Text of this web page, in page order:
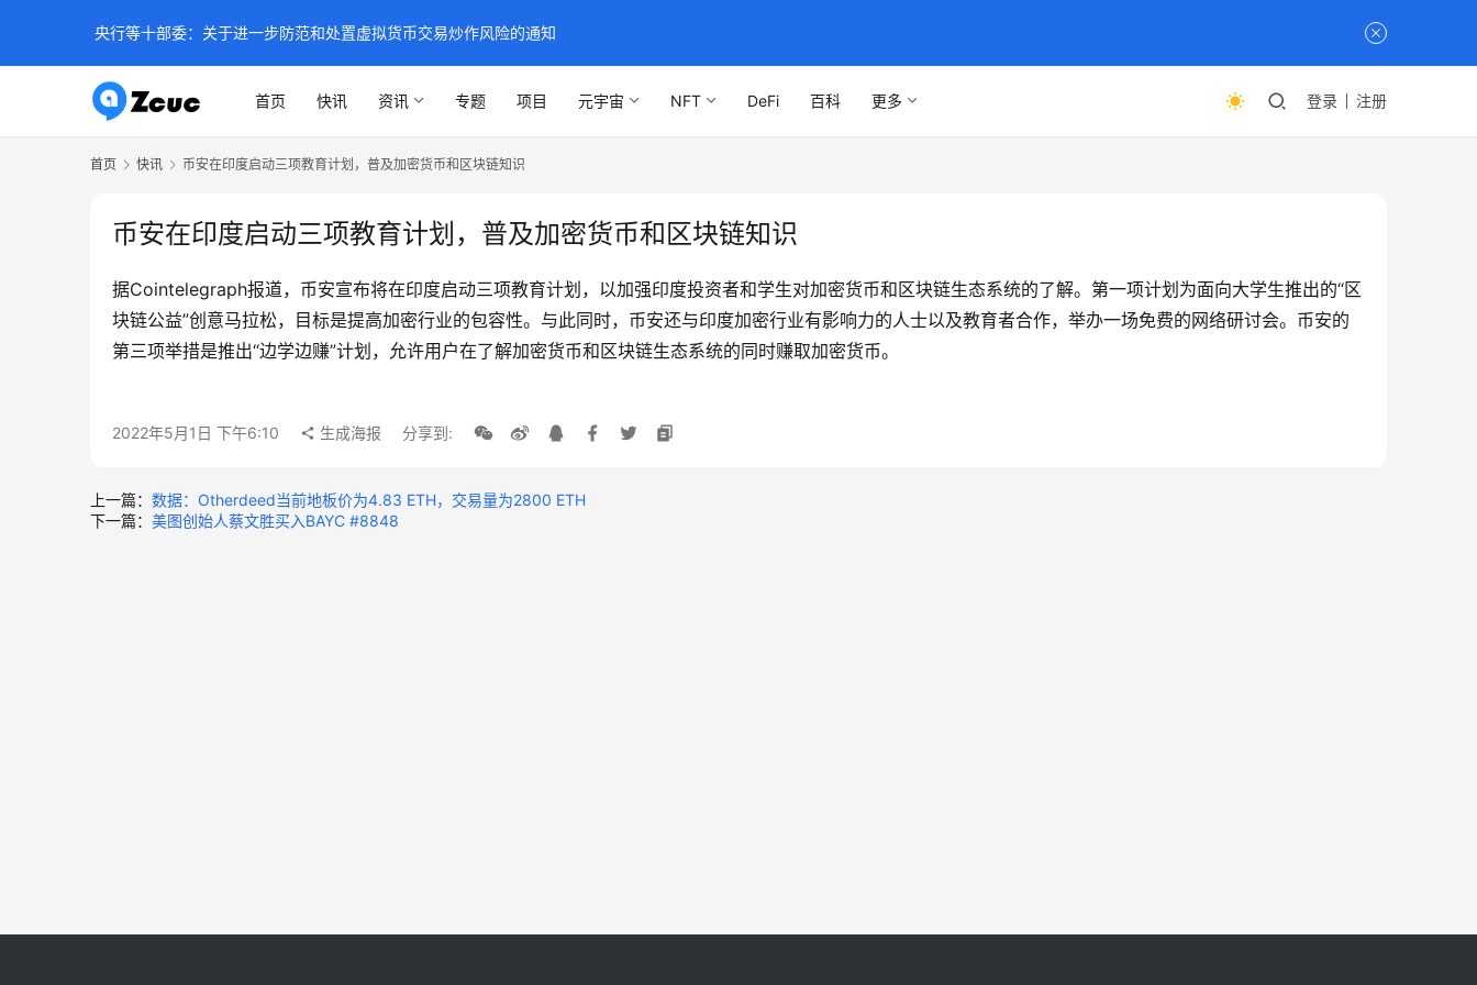
首页 快讯 资讯 专题 项目 元宇宙 NFT DeFi 百科 更多 登录 注册
首页 快讯 币安在印度启动三项教育计划，普及加密货币和区块链知识
币安在印度启动三项教育计划，普及加密货币和区块链知识
据Cointelegraph报道，币安宣布将在印度启动三项教育计划，以加强印度投资者和学生对加密货币和区块链生态系统的了解。第一项计划为面向大学生推出的“区
块链公益”创意马拉松，目标是提高加密行业的包容性。与此同时，币安还与印度加密行业有影响力的人士以及教育者合作，举办一场免费的网络研讨会。币安的
第三项举措是推出“边学边赚”计划，允许用户在了解加密货币和区块链生态系统的同时赚取加密货币。
2022年5月1日 下午6:10 生成海报 分享到:
上一篇： 数据：Otherdeed当前地板价为4.83 ETH，交易量为2800 ETH
下一篇： 美图创始人蔡文胜买入BAYC #8848
央行等十部委：关于进一步防范和处置虚拟货币交易炒作风险的通知